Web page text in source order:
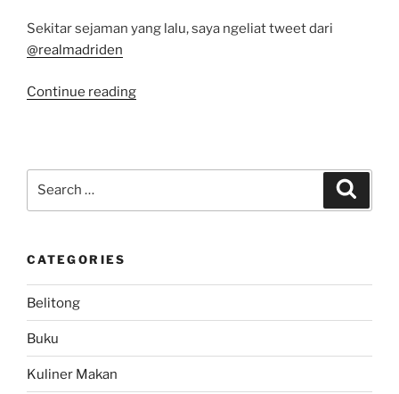
Sekitar sejaman yang lalu, saya ngeliat tweet dari
@realmadriden
Continue reading“Realmadrid.co.id
Resmi
CATEGORIES
Belitong
Buku
Kuliner Makan